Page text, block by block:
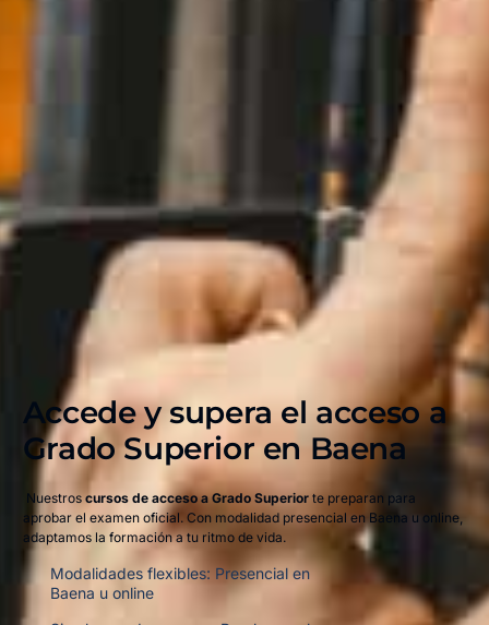
Accede y supera el acceso a
Grado Superior en Baena​
Nuestroscursos de acceso a Grado Superiorte preparan para
aprobar el examen oficial. Con modalidad presencial en Baena u online,
adaptamos la formación a tu ritmo de vida.
Modalidades flexibles: Presencial en
Baena u online